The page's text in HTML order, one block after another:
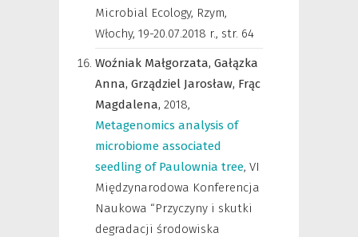
Microbial Ecology, Rzym,
Włochy, 19-20.07.2018 r., str. 64
Woźniak Małgorzata, Gałązka
Anna, Grządziel Jarosław, Frąc
Magdalena, 2018,
Metagenomics analysis of
microbiome associated
seedling of Paulownia tree, VI
Międzynarodowa Konferencja
Naukowa “Przyczyny i skutki
degradacji środowiska